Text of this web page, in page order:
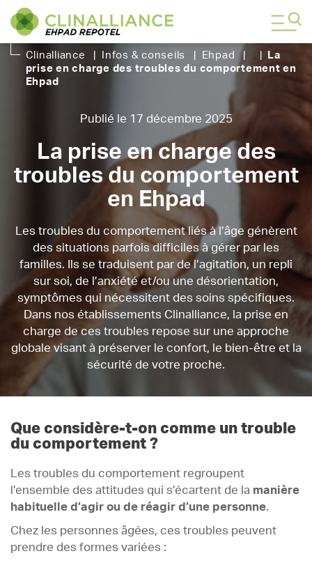
Clinalliance Infos & conseils Ehpad
La
prise en charge des troubles du comportement en
Ehpad
Publié le 17 décembre 2025
La prise en charge des
troubles du comportement
en Ehpad
Les troubles du comportement liés à l’âge génèrent
des situations parfois difficiles à gérer par les
familles. Ils se traduisent par de l’agitation, un repli
sur soi, de l’anxiété et/ou une désorientation,
symptômes qui nécessitent des soins spécifiques.
Dans nos établissements Clinalliance, la prise en
charge de ces troubles repose sur une approche
globale visant à préserver le confort, le bien-être et la
sécurité de votre proche.
Que considère-t-on comme un trouble
du comportement ?
Les troubles du comportement regroupent
l’ensemble des attitudes qui s’écartent de la manière
habituelle d’agir ou de réagir d’une personne.
Chez les personnes âgées, ces troubles peuvent
prendre des formes variées :